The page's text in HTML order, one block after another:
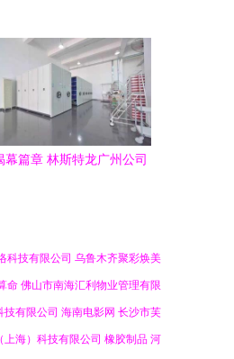
幕篇章 林斯特龙广州公司
科技有限公司 乌鲁木齐聚彩焕美
命 佛山市南海汇利物业管理有限
有限公司 海南电影网 长沙市芙
上海）科技有限公司 橡胶制品 河